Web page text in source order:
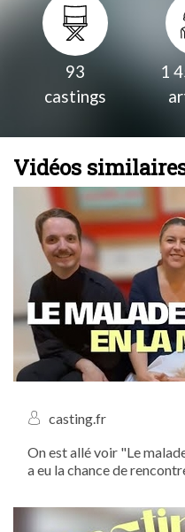
93
castings
1
Vidéos
casting.fr
On est allé voir "Le
a eu la chance de
classique de la langue
musicale !